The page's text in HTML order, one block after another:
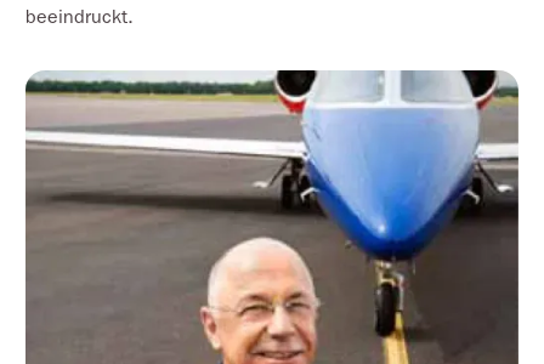
beeindruckt.